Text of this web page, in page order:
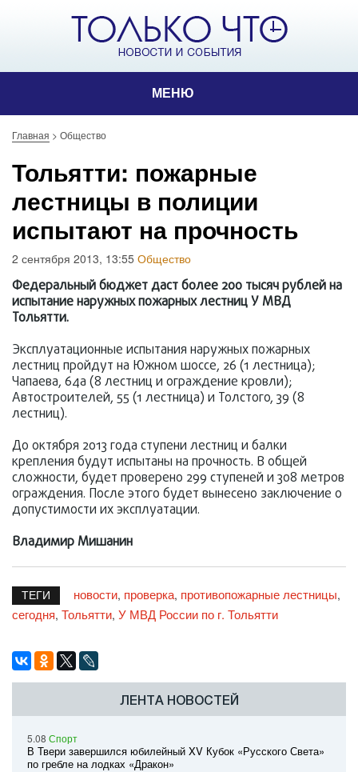
МЕНЮ
Главная > Общество
Тольятти: пожарные
лестницы в полиции
испытают на прочность
2 сентября 2013, 13:55 Общество
Федеральный бюджет даст более 200 тысяч рублей на
испытание наружных пожарных лестниц У МВД
Тольятти.
Эксплуатационные испытания наружных пожарных
лестниц пройдут на Южном шоссе, 26 (1 лестница);
Чапаева, 64а (8 лестниц и ограждение кровли);
Автостроителей, 55 (1 лестница) и Толстого, 39 (8
лестниц).
До октября 2013 года ступени лестниц и балки
крепления будут испытаны на прочность. В общей
сложности, будет проверено 299 ступеней и 308 метров
ограждения. После этого будет вынесено заключение о
допустимости их эксплуатации.
Владимир Мишанин
ТЕГИ новости, проверка, противопожарные лестницы,
сегодня, Тольятти, У МВД России по г. Тольятти
ЛЕНТА НОВОСТЕЙ
5.08 Спорт
В Твери завершился юбилейный XV Кубок «Русского Света»
по гребле на лодках «Дракон»